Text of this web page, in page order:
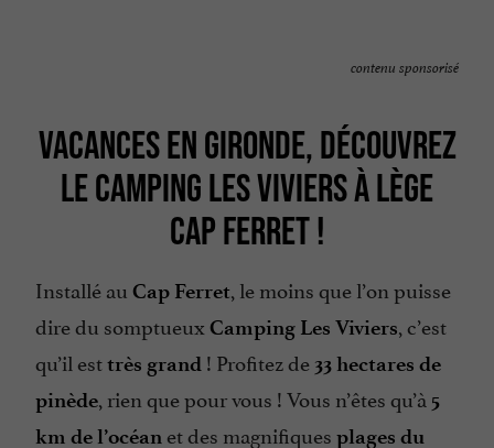
contenu sponsorisé
VACANCES EN GIRONDE, DÉCOUVREZ
LE CAMPING LES VIVIERS À LÈGE
CAP FERRET !
Installé au Cap Ferret, le moins que l’on puisse
dire du somptueux Camping Les Viviers, c’est
qu’il esttrès grand ! Profitez de 33 hectares de
pinède, rien que pour vous ! Vous n’êtes qu’à 5
km de l’océan et des magnifiques plages du